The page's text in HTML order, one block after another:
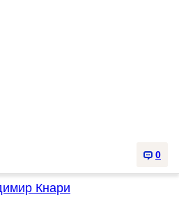
0
Кнари